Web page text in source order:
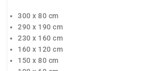
300 x 80 cm
290 x 190 cm
230 x 160 cm
160 x 120 cm
150 x 80 cm